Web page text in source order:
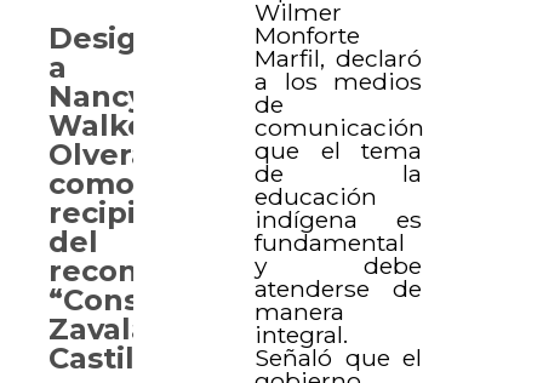
Wilmer
Monforte
Marfil, declaró
a los medios
de
comunicación
que el tema
de la
educación
indígena es
fundamental
y debe
atenderse de
manera
integral.
Señaló que el
Designan
a
Nancy
Walker
Olvera
como
recipiendaria
del
reconocimiento
“Consuelo
Zavala
Castillo”